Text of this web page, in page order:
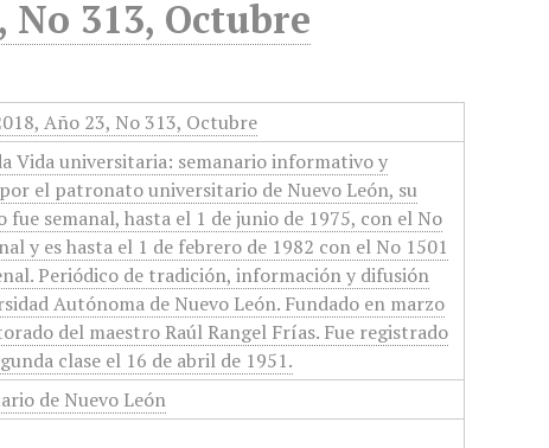
313, Octubre
Año 23, No 313, Octubre
Vida universitaria: semanario informativo y
el patronato universitario de Nuevo León, su
semanal, hasta el 1 de junio de 1975, con el No
y es hasta el 1 de febrero de 1982 con el No 1501
Periódico de tradición, información y difusión
Autónoma de Nuevo León. Fundado en marzo
del maestro Raúl Rangel Frías. Fue registrado
clase el 16 de abril de 1951.
de Nuevo León